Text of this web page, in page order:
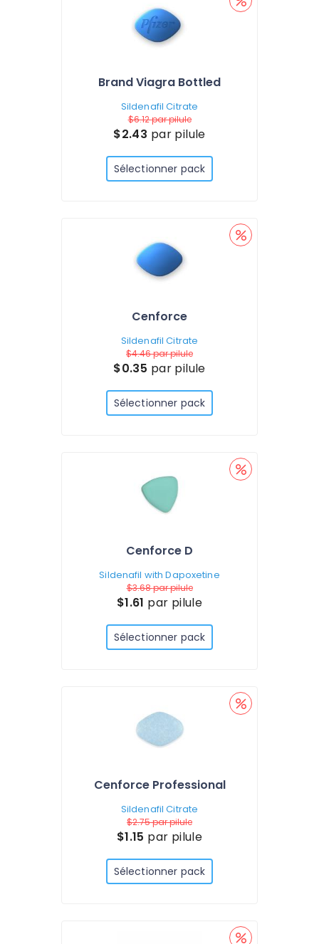
Brand Viagra Bottled
Sildenafil Citrate
$6.12par pilule
$2.43 par pilule
Sélectionner pack
Cenforce
Sildenafil Citrate
$4.46par pilule
$0.35 par pilule
Sélectionner pack
Cenforce D
Sildenafil with Dapoxetine
$3.68par pilule
$1.61 par pilule
Sélectionner pack
Cenforce Professional
Sildenafil Citrate
$2.75par pilule
$1.15 par pilule
Sélectionner pack